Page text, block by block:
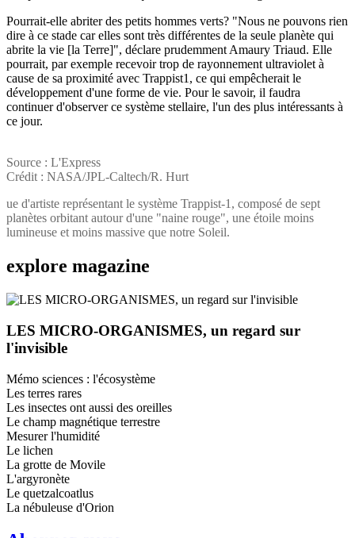
Pourrait-elle abriter des petits hommes verts? "Nous ne pouvons rien
dire à ce stade car elles sont très différentes de la seule planète qui
abrite la vie [la Terre]", déclare prudemment Amaury Triaud. Elle
pourrait, par exemple recevoir trop de rayonnement ultraviolet à
cause de sa proximité avec Trappist1, ce qui empêcherait le
développement d'une forme de vie. Pour le savoir, il faudra
continuer d'observer ce système stellaire, l'un des plus intéressants à
ce jour.
Source : L'Express
Crédit : NASA/JPL-Caltech/R. Hurt
ue d'artiste représentant le système Trappist-1, composé de sept
planètes orbitant autour d'une "naine rouge", une étoile moins
lumineuse et moins massive que notre Soleil.
explore magazine
LES MICRO-ORGANISMES, un regard sur
l'invisible
Mémo sciences : l'écosystème
Les terres rares
Les insectes ont aussi des oreilles
Le champ magnétique terrestre
Mesurer l'humidité
Le lichen
La grotte de Movile
L'argyronète
Le quetzalcoatlus
La nébuleuse d'Orion